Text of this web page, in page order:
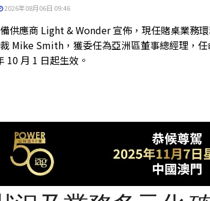
2026年08月06日 09:46
供應商 Light & Wonder 宣佈，現任賭桌業務
Mike Smith，獲委任為亞洲區董事總經理，任
10 月 1 日起生效。